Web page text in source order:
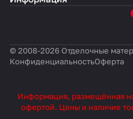
© 2008-2026 Отделочные
КонфиденциальностьОферта
Информация, размещённая
офертой. Цены и наличие